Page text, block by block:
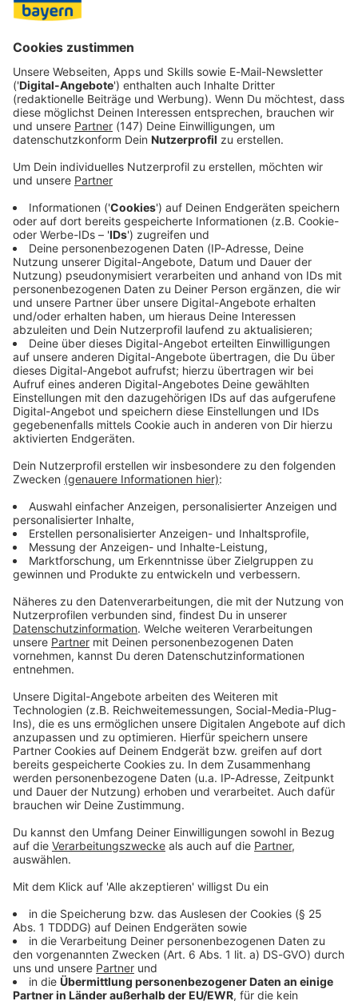
Immer auf dem Laufenden
bleiben!
Verpass' nichts mehr - mit unserem kostenlosen
ANTENNE BAYERN Newsletter. Ob Nachrichten,
Lifestyle oder unsere neuesten Aktionen - wir
informieren dich.
Zum Newsletter anmelden
Du möchtest uns etwas sagen?
Studio Hotline
Kontaktformular
Sprachnachricht
© dpa-infocom, dpa:260114-930-543206/1
Bayern